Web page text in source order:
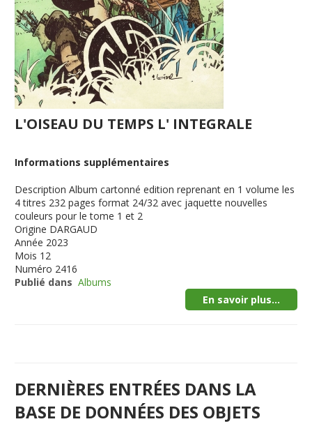
L'OISEAU DU TEMPS L' INTEGRALE
Informations supplémentaires
Description Album cartonné edition reprenant en 1 volume les
4 titres 232 pages format 24/32 avec jaquette nouvelles
couleurs pour le tome 1 et 2
Origine DARGAUD
Année 2023
Mois 12
Numéro 2416
Publié dans Albums
En savoir plus...
DERNIÈRES ENTRÉES DANS LA
BASE DE DONNÉES DES OBJETS